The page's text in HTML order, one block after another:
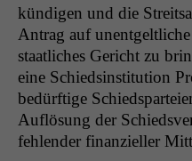
kündi­gen und die
Antrag auf
staatlich­es Gericht zu
eine Schiedsin­sti­tu­tion
bedürftige
Auflö­sung der
fehlen­der finanzieller